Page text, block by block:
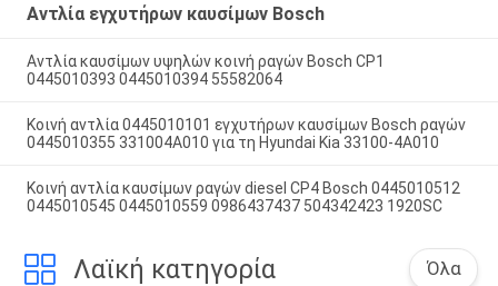
Αντλία εγχυτήρων καυσίμων Bosch
Αντλία καυσίμων υψηλών κοινή ραγών Bosch CP1
0445010393 0445010394 55582064
Κοινή αντλία 0445010101 εγχυτήρων καυσίμων Bosch ραγών
0445010355 331004A010 για τη Hyundai Kia 33100-4A010
Κοινή αντλία καυσίμων ραγών diesel CP4 Bosch 0445010512
0445010545 0445010559 0986437437 504342423 1920SC
Λαϊκή κατηγορία Όλα